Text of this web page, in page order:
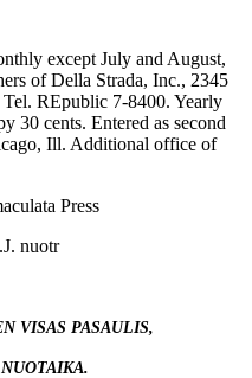
except July and August,
of Della Strada, Inc., 2345
REpublic 7-8400. Yearly
30 cents. Entered as second
Ill. Additional office of
Press
nuotr
VISAS PASAULIS,